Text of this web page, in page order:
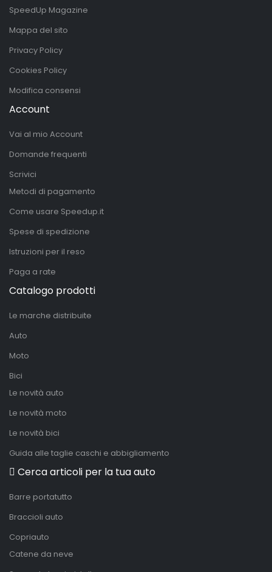
SpeedUp Magazine
Mappa del sito
Privacy Policy
Cookies Policy
Modifica consensi
Account
Vai al mio Account
Domande frequenti
Scrivici
Metodi di pagamento
Come usare Speedup.it
Spese di spedizione
Istruzioni per il reso
Paga a rate
Catalogo prodotti
Le marche distribuite
Auto
Moto
Bici
Le novità auto
Le novità moto
Le novità bici
Guida alle taglie caschi e abbigliamento
Cerca articoli per la tua auto
Barre portatutto
Braccioli auto
Copriauto
Catene da neve